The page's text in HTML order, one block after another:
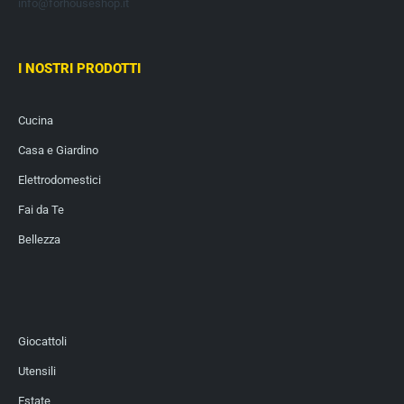
info@forhouseshop.it
I NOSTRI PRODOTTI
Cucina
Casa e Giardino
Elettrodomestici
Fai da Te
Bellezza
Giocattoli
Utensili
Estate